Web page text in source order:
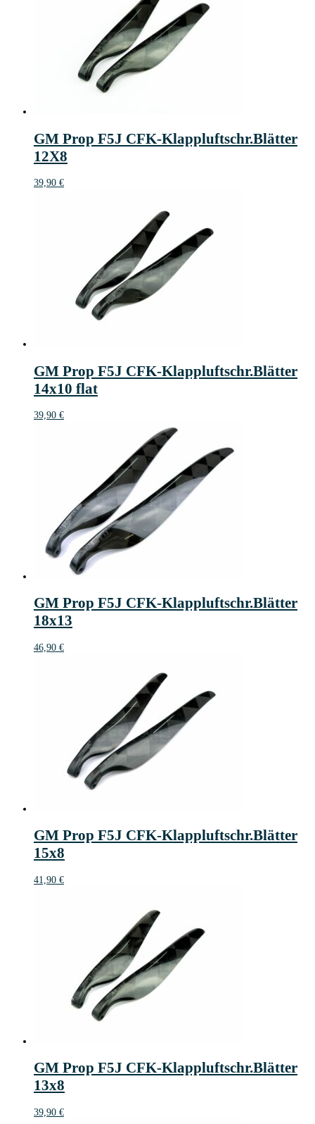
GM Prop F5J CFK-Klappluftschr.Blätter
12X8
39,90 €
GM Prop F5J CFK-Klappluftschr.Blätter
14x10 flat
39,90 €
GM Prop F5J CFK-Klappluftschr.Blätter
18x13
46,90 €
GM Prop F5J CFK-Klappluftschr.Blätter
15x8
41,90 €
GM Prop F5J CFK-Klappluftschr.Blätter
13x8
39,90 €